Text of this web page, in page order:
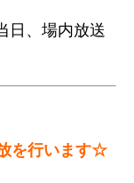
日、場内放送
を行います☆